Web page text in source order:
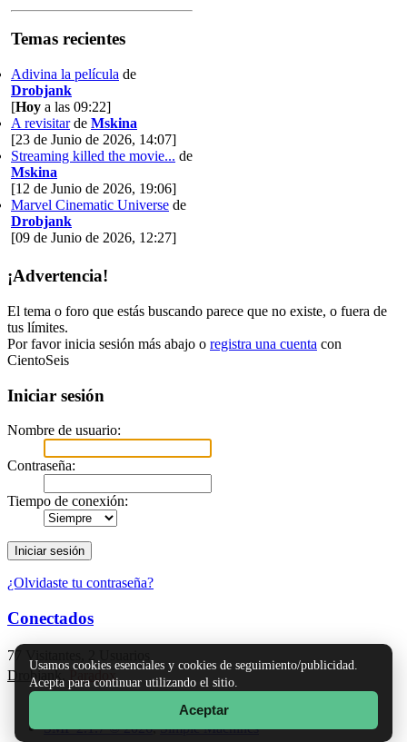
Temas recientes
Adivina la película de
Drobjank
[Hoy a las 09:22]
A revisitarde Mskina
[23 de Junio de 2026, 14:07]
Streaming killed the movie... de
Mskina
[12 de Junio de 2026, 19:06]
Marvel Cinematic Universe de
Drobjank
[09 de Junio de 2026, 12:27]
¡Advertencia!
El tema o foro que estás buscando parece que no existe, o fuera de
tus límites.
Por favor inicia sesión más abajo o registra una cuenta con
CientoSeis
Iniciar sesión
Nombre de usuario:
Contraseña:
Tiempo de conexión:
¿Olvidaste tu contraseña?
Usamos cookies esenciales y cookies de seguimiento/publicidad.
Acepta para continuar utilizando el sitio.
Aceptar
Conectados
77 Visitantes, 2 Usuarios
Drobjank
Paradox
Reglas y Términos
SMF 2.1.7 © 2026,Simple Machines